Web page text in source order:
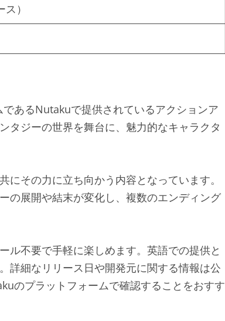
）
あるNutakuで提供されているアクションア
タジーの世界を舞台に、魅力的なキャラクタ
その力に立ち向かう内容となっています。
の展開や結末が変化し、複数のエンディング
ル不要で手軽に楽しめます。英語での提供と
詳細なリリース日や開発元に関する情報は公
のプラットフォームで確認することをおすす